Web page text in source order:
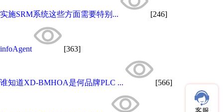
实施SRM系统这些方面需要特别... [246]
infoAgent [363]
谁知道XD-BMHOA是何品牌PLC ... [566]